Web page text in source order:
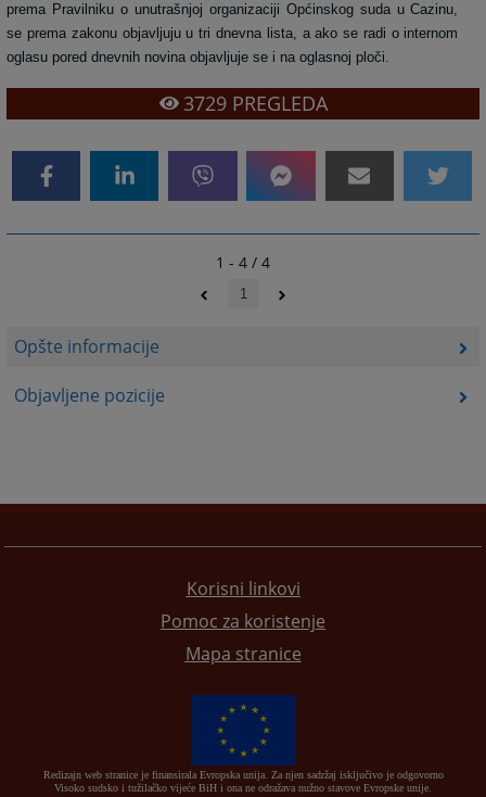
Opšte informacije
Objavljene pozicije
prema Pravilniku o unutrašnjoj organizaciji Općinskog suda u Cazinu,
se prema zakonu objavljuju u tri dnevna lista, a ako se radi o internom
oglasu pored dnevnih novina objavljuje se i na oglasnoj ploči.
3729PREGLEDA
1 - 4 / 4
1
Korisni linkovi
Pomoc za koristenje
Mapa stranice
Redizajn web stranice je finansirala Evropska unija. Za njen sadržaj isključivo je odgovorno
Visoko sudsko i tužilačko vijeće BiH i ona ne odražava nužno stavove Evropske unije.